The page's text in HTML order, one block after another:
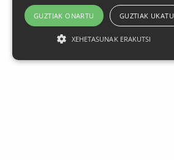
GUZTIAK ONARTU GUZTIAK UKATU
XEHETASUNAK ERAKUTSI